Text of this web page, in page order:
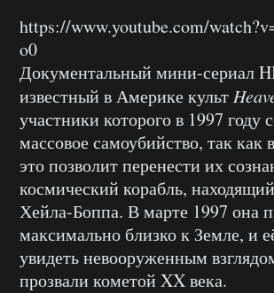
https://www.youtube.com/
o0
Документальный мини-сериал
известный в Америке культ
участники которого в 1997 году
массовое самоубийство, так как
это позволит перенести их
космический корабль,
Хейла-Боппа. В марте 1997 она
максимально близко к Земле, и
увидеть невооруженным
прозвали кометой XX века.